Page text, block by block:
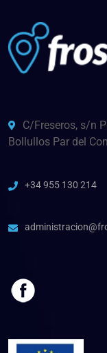
C/Freseros, s/n
Bollullos Par del
+34 955 130 214